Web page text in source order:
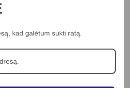
kad galėtum sukti ratą.